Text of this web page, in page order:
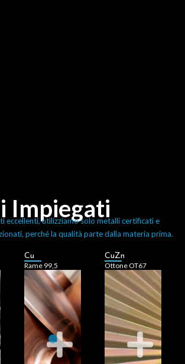
Impiegati
eccellenti, utilizziamo solo metalli certificati e
perché la qualità parte dalla materia prima.
Cu
Rame 99,5
versatile
nelle
finiture: può
essere
verniciato,
saldato,
cromato e
ossidato
per
ottenere
CuZn
Ottone OT67
crepe e
rotture
durante la
lavorazione.
Può essere
lucidato,
saldato,
ossidato,
cui AISI 304,
AISI 316 e
AISI 430.
visivo.